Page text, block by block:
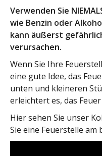
Verwenden Sie
wie Benzin oder
kann äußerst
verursachen.
Wenn Sie Ihre
eine gute Idee, das
unten und kleineren
erleichtert es, das
Hier sehen Sie unser
Sie eine Feuerstelle am